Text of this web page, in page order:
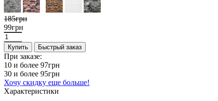
185грн
99грн
Купить Быстрый заказ
При заказе:
10 и более 97грн
30 и более 95грн
Хочу скидку еще больше!
Характеристики